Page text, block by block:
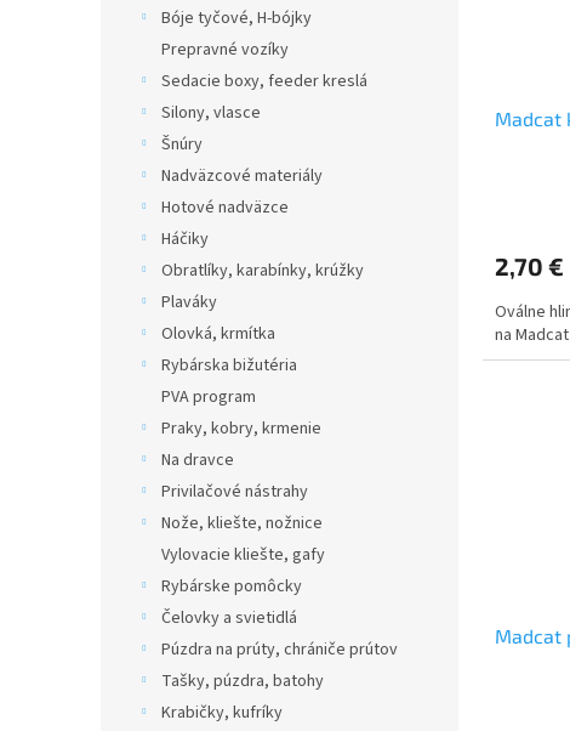
Bóje tyčové, H-bójky
Prepravné vozíky
Sedacie boxy, feeder kreslá
Silony, vlasce
Šnúry
Nadväzcové materiály
Hotové nadväzce
Háčiky
Obratlíky, karabínky, krúžky
Plaváky
Olovká, krmítka
Rybárska bižutéria
PVA program
Praky, kobry, krmenie
Na dravce
Privilačové nástrahy
Nože, kliešte, nožnice
Vylovacie kliešte, gafy
Rybárske pomôcky
Čelovky a svietidlá
Púzdra na prúty, chrániče prútov
Tašky, púzdra, batohy
Krabičky, kufríky
Madcat
2,70 €
Oválne
na
Madcat